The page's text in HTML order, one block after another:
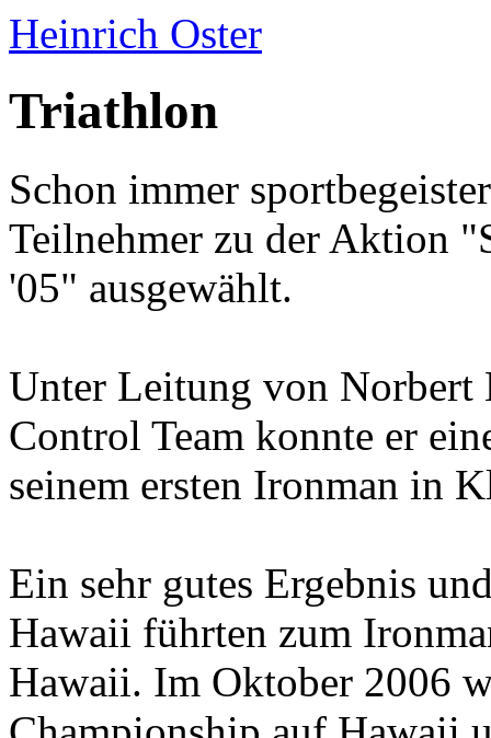
Heinrich Oster
Triathlon
Schon immer
Teilnehmer zu der Aktion
'05" ausgewählt.
Unter Leitung von Norbert
Control Team konnte er
seinem ersten Ironman in
Ein sehr gutes Ergebnis
Hawaii führten zum
Hawaii. Im Oktober 2006